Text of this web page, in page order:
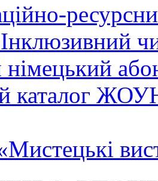
каталог